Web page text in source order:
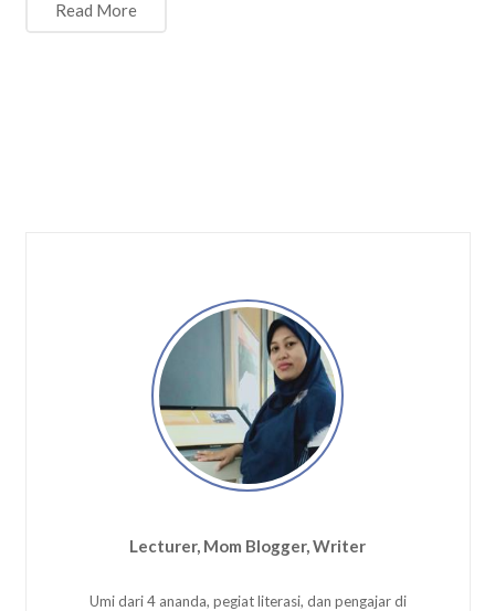
Read More
Lecturer, Mom Blogger, Writer
Umi dari 4 ananda, pegiat literasi, dan pengajar di